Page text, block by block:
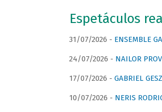
Espetáculos
31/07/2026 - ENSEMBLE
24/07/2026 - NAILOR
17/07/2026 - GABRIEL
10/07/2026 - NERIS